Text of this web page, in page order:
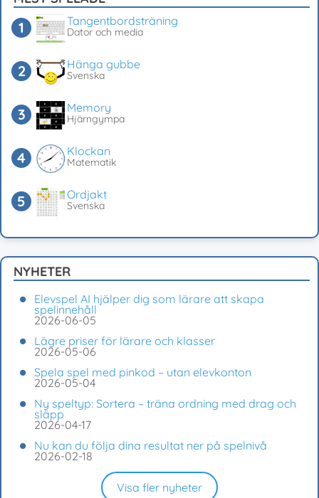
Tangentbordsträning
Dator och media
Hänga gubbe
Svenska
Memory
Hjärngympa
Klockan
Matematik
Ordjakt
Svenska
NYHETER
Elevspel AI hjälper dig som lärare att skapa
spelinnehåll
2026-06-05
Lägre priser för lärare och klasser
2026-05-06
Spela spel med pinkod – utan elevkonton
2026-05-04
Ny speltyp: Sortera – träna ordning med drag och
släpp
2026-04-17
Nu kan du följa dina resultat ner på spelnivå
2026-02-18
Visa fler nyheter